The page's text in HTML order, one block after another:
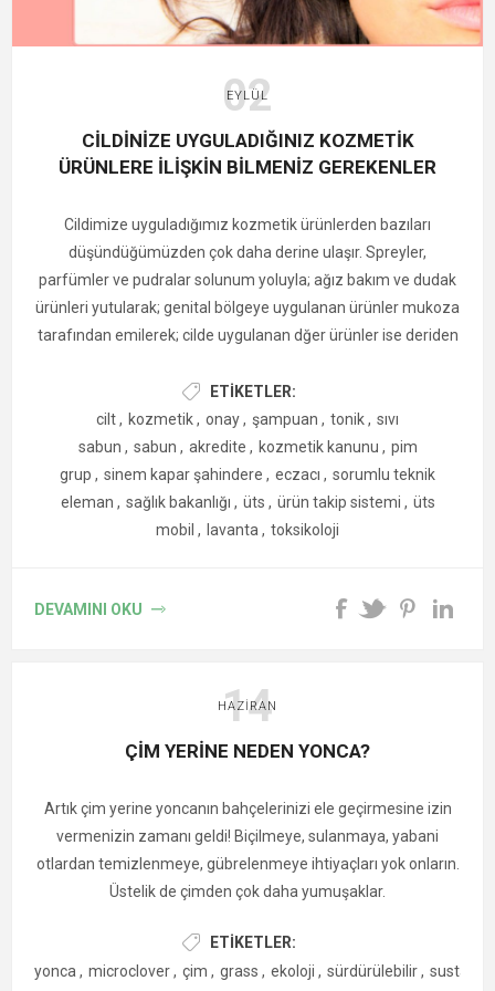
ekleyebilirsiniz.
Önceden ısıtılmış fırında yaklaşık 30-35 dakika,
patatesler altın rengini alıp çıtır çıtır olana kadar pişirin.
veya domates sos ekleyerek servis edebilirsiniz.
Bu tarif, biberiyenin lezzetini sofranıza taşımak için harika bir
zeytinyağının lezzeti buluşarak sofralara eşsiz bir tat
02
EYLÜL
CİLDİNİZE UYGULADIĞINIZ KOZMETİK
ÜRÜNLERE İLİŞKİN BİLMENİZ GEREKENLER
Cildimize uyguladığımız kozmetik ürünlerden bazıları
düşündüğümüzden çok daha derine ulaşır. Spreyler,
parfümler ve pudralar solunum yoluyla; ağız bakım ve dudak
ürünleri yutularak; genital bölgeye uygulanan ürünler mukoza
tarafından emilerek; cilde uygulanan dğer ürünler ise deriden
ürünlerin mevzuata uygun olması son derece önemlidir.
Kozmetik ürünler, Sağlık Bakanlığı’nın belirlediği kurallara
uygun olarak piyasaya sunulmalıdır. Ancak, kozmetik
ürünlerin piyasaya arzında onay söz konusu değildir; ürünler,
bildirimi yapıldıktan sonra piyasaya sunulabilir.
ETIKETLER:
cilt, kozmetik, onay, şampuan , tonik, sıvı
sabun , sabun , akredite , kozmetik kanunu , pim
grup , sinem kapar şahindere , eczacı , sorumlu teknik
eleman , sağlık bakanlığı , üts , ürün takip sistemi , üts
mobil , lavanta , toksikoloji
DEVAMINI OKU
14
HAZIRAN
ÇİM YERİNE NEDEN YONCA?
Artık çim yerine yoncanın bahçelerinizi ele geçirmesine izin
vermenizin zamanı geldi! Biçilmeye, sulanmaya, yabani
otlardan temizlenmeye, gübrelenmeye ihtiyaçları yok onların.
Üstelik de çimden çok daha yumuşaklar.
ETIKETLER:
yonca , microclover, çim , grass , ekoloji , sürdürülebilir,